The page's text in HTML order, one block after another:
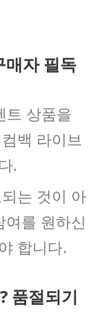
매자 필독
트 상품을
백 라이브
.
는 것이 아
를 원하신
합니다.
품절되기